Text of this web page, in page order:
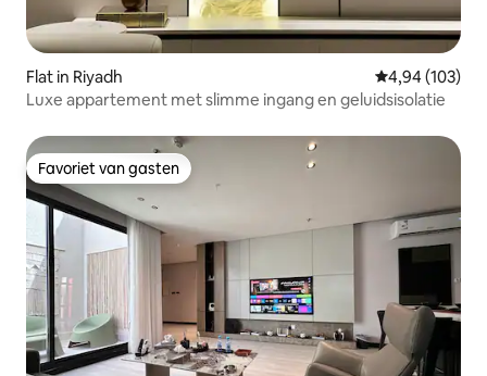
Flat in Riyadh Gemiddelde
4,94 (103)
Luxe appartement met slimme ingang en geluidsisolatie
Favoriet van gasten
Favoriet van gasten